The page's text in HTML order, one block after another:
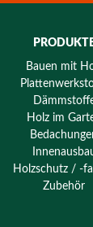
Bauen mit
Holz im
Holzschutz / -
Zubehör